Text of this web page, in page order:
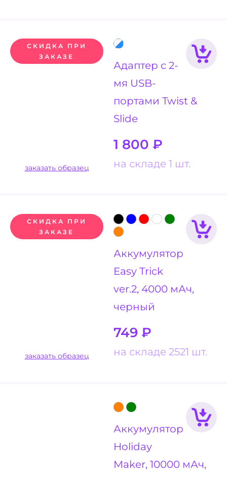
СКИДКА ПРИ
ЗАКАЗЕ
Адаптер с 2-
мя USB-
портами Twist &
Slide
1 800 ₽
на складе 1 шт.
заказать образец
СКИДКА ПРИ
ЗАКАЗЕ
Аккумулятор
Easy Trick
ver.2, 4000 мАч,
черный
749 ₽
на складе 2521 шт.
заказать образец
Аккумулятор
Holiday
Maker, 10000 мАч,